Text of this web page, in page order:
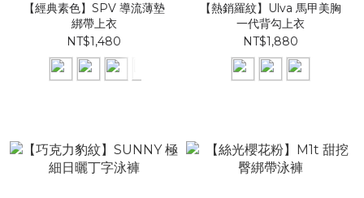
【經典素色】​SPV 導流薄墊
綁帶上衣
NT$1,480
【熱銷羅紋】Ulva 馬甲美胸
一代背勾上衣
NT$1,880